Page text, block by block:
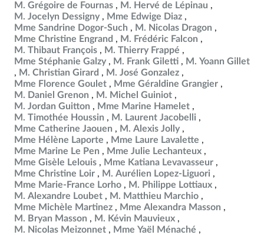
M. Grégoire de Fournas
M. Hervé de Lépinau
M. Jocelyn Dessigny
Mme Edwige Diaz
Mme Sandrine Dogor-Such
M. Nicolas Dragon
Mme Christine Engrand
M. Frédéric Falcon
M. Thibaut François
M. Thierry Frappé
Mme Stéphanie Galzy
M. Frank Giletti
M. Yoann Gillet
M. Christian Girard
M. José Gonzalez
Mme Florence Goulet
Mme Géraldine Grangier
M. Daniel Grenon
M. Michel Guiniot
M. Jordan Guitton
Mme Marine Hamelet
M. Timothée Houssin
M. Laurent Jacobelli
Mme Catherine Jaouen
M. Alexis Jolly
Mme Hélène Laporte
Mme Laure Lavalette
Mme Marine Le Pen
Mme Julie Lechanteux
Mme Gisèle Lelouis
Mme Katiana Levavasseur
Mme Christine Loir
M. Aurélien Lopez-Liguori
Mme Marie-France Lorho
M. Philippe Lottiaux
M. Alexandre Loubet
M. Matthieu Marchio
Mme Michèle Martinez
Mme Alexandra Masson
M. Bryan Masson
M. Kévin Mauvieux
M. Nicolas Meizonnet
Mme Yaël Ménaché